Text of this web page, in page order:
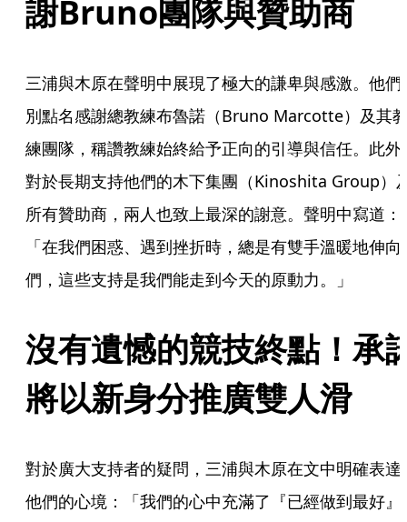
謝Bruno團隊與贊助商
三浦與木原在聲明中展現了極大的謙卑與感激。他們
別點名感謝總教練布魯諾（Bruno Marcotte）及其
練團隊，稱讚教練始終給予正向的引導與信任。此外
對於長期支持他們的木下集團（Kinoshita Group）
所有贊助商，兩人也致上最深的謝意。聲明中寫道：
「在我們困惑、遇到挫折時，總是有雙手溫暖地伸向
們，這些支持是我們能走到今天的原動力。」
沒有遺憾的競技終點！承
將以新身分推廣雙人滑
對於廣大支持者的疑問，三浦與木原在文中明確表達
他們的心境：「我們的心中充滿了『已經做到最好』